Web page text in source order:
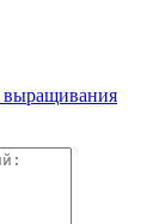
выращивания